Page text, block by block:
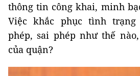
thông tin công khai, minh
Việc khắc phục tình
phép, sai phép như thế
của quận?